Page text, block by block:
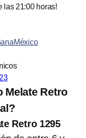
las 21:00 horas!
Melate Retro
Retro 1295